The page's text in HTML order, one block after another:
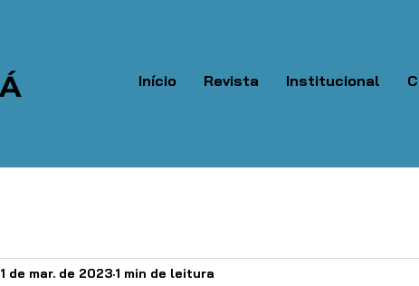
Início Revista Institucional
1 de mar. de 2023 1 min de leitura